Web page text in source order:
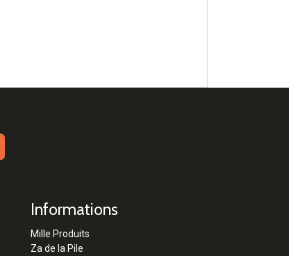
Informations
Mille Produits
Za de la Pile